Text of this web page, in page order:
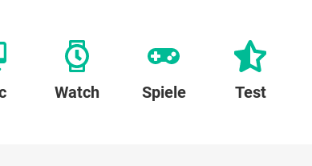
Watch Spiele Test